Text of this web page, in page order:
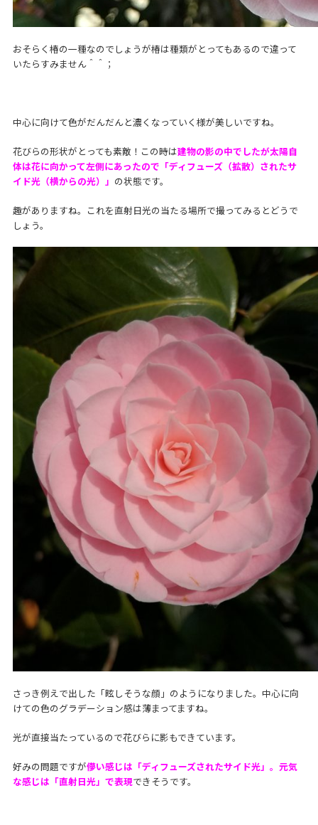
おそらく椿の一種なのでしょうが椿は種類がとってもあるので違って
いたらすみません＾＾；
中心に向けて色がだんだんと濃くなっていく様が美しいですね。
花びらの形状がとっても素敵！この時は建物の影の中でしたが太陽自
体は花に向かって左側にあったので「ディフューズ（拡散）されたサ
イド光（横からの光）」 の状態です。
趣がありますね。これを直射日光の当たる場所で撮ってみるとどうで
しょう。
さっき例えで出した「眩しそうな顔」のようになりました。中心に向
けての色のグラデーション感は薄まってますね。
光が直接当たっているので花びらに影もできています。
好みの問題ですが儚い感じは「ディフューズされたサイド光」。元気
な感じは「直射日光」で表現できそうです。